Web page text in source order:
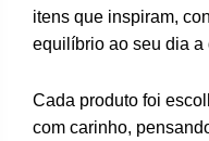
itens que inspiram,
equilíbrio ao seu dia a
Cada produto foi
com carinho,